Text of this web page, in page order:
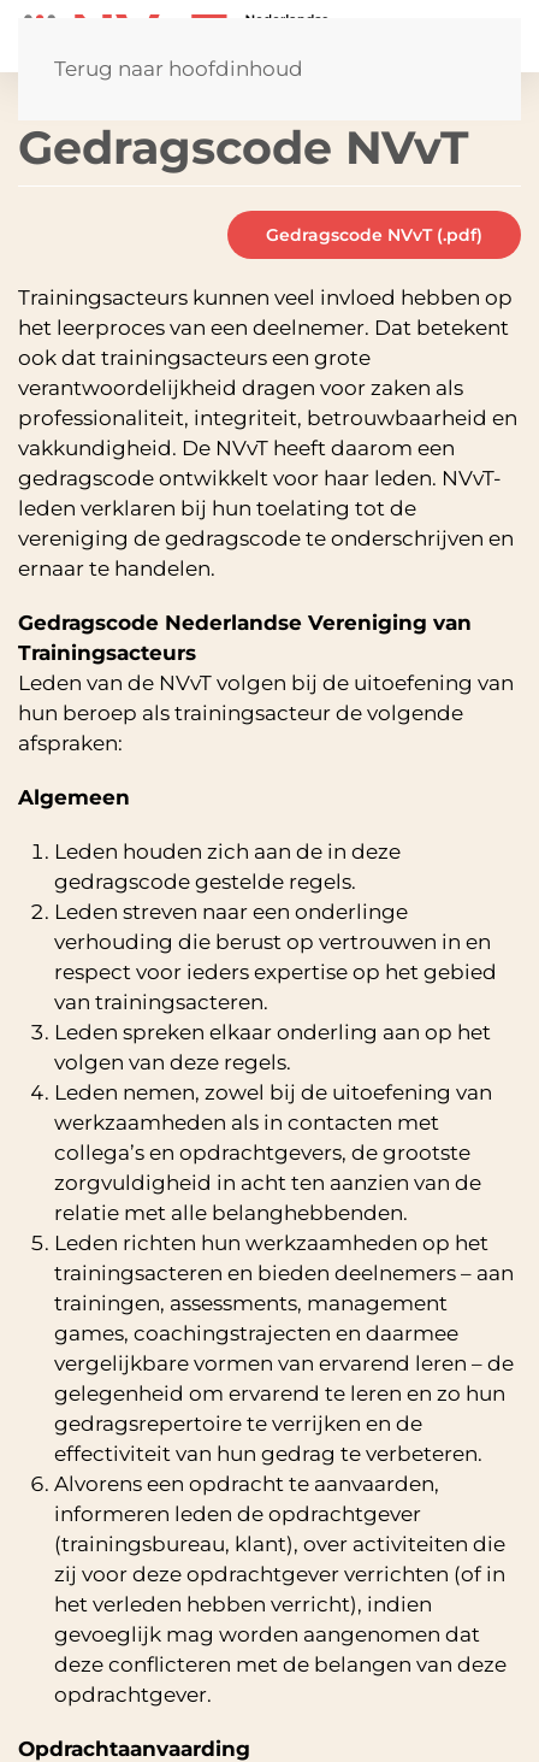
Terug naar hoofdinhoud
Gedragscode NVvT
Gedragscode NVvT (.pdf)
Trainingsacteurs kunnen veel invloed hebben op
het leerproces van een deelnemer. Dat betekent
ook dat trainingsacteurs een grote
verantwoordelijkheid dragen voor zaken als
professionaliteit, integriteit, betrouwbaarheid en
vakkundigheid. De NVvT heeft daarom een
gedragscode ontwikkelt voor haar leden. NVvT-
leden verklaren bij hun toelating tot de
vereniging de gedragscode te onderschrijven en
ernaar te handelen.
Gedragscode Nederlandse Vereniging van
Trainingsacteurs
Leden van de NVvT volgen bij de uitoefening van
hun beroep als trainingsacteur de volgende
afspraken:
Algemeen
Leden houden zich aan de in deze
gedragscode gestelde regels.
Leden streven naar een onderlinge
verhouding die berust op vertrouwen in en
respect voor ieders expertise op het gebied
van trainingsacteren.
Leden spreken elkaar onderling aan op het
volgen van deze regels.
Leden nemen, zowel bij de uitoefening van
werkzaamheden als in contacten met
collega’s en opdrachtgevers, de grootste
zorgvuldigheid in acht ten aanzien van de
relatie met alle belanghebbenden.
Leden richten hun werkzaamheden op het
trainingsacteren en bieden deelnemers – aan
trainingen, assessments, management
games, coachingstrajecten en daarmee
vergelijkbare vormen van ervarend leren – de
gelegenheid om ervarend te leren en zo hun
gedragsrepertoire te verrijken en de
effectiviteit van hun gedrag te verbeteren.
Alvorens een opdracht te aanvaarden,
informeren leden de opdrachtgever
(trainingsbureau, klant), over activiteiten die
zij voor deze opdrachtgever verrichten (of in
het verleden hebben verricht), indien
gevoeglijk mag worden aangenomen dat
deze conflicteren met de belangen van deze
opdrachtgever.
Opdrachtaanvaarding